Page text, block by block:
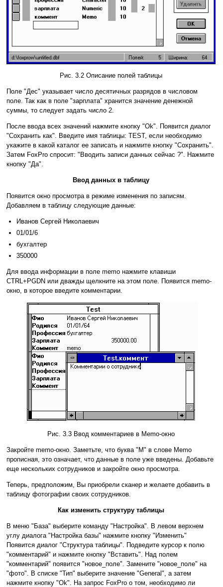
Рис. 3.2 Описание полей таблицы
Поле "Дес" указывает число десятичных разрядов в числовом
поле. Так как в поле "зарплата" хранится значение денежной
суммы, то следует задать число 2.
После ввода всех значений нажмите кнопку "Ok". Появится диалог
"Сохранить как". Введите имя таблицы: TEST, если необходимо
укажите в какой каталог ее записать и нажмите кнопку "Сохранить".
Затем FoxPro спросит: "Вводить записи данных сейчас ?". Нажмите
кнопку "Да".
Ввод данных в таблицу
Появится окно просмотра в режиме изменения по записям.
Добавляем в таблицу следующие данные:
Иванов Сергей Николаевич
01/01/6
бухгалтер
350000
Для ввода информации в поле memo нажмите клавиши
CTRL+PGDN или дважды щелкните на этом поле. Появится memo-
окно, в которое введите комментарии.
Рис. 3.3 Ввод комментариев в Memo-окно
Закройте memo-окно. Заметьте, что буква "M" в слове Memo
прописная, это означает, что данные в поле уже введены. Добавьте
еще нескольких сотрудников и закройте окно просмотра.
Теперь, предположим, Вы приобрели сканер и желаете добавить в
таблицу фотографии своих сотрудников.
Как изменить структуру таблицы
В меню "База" выберите команду "Настройка". В левом верхнем
углу диалога "Настройка базы" нажмите кнопку "Изменить"
Появится диалог "Структура таблицы". Подведите курсор к полю
"комментарий" и нажмите кнопку "Вставить". Над полем
"комментарий" появится "новое_поле". Замените "новое_поле" на
"фото". В списке "Тип" выберите значение "General", а затем
нажмите кнопку "Ok". На запрос FoxPro о том, необходимо ли